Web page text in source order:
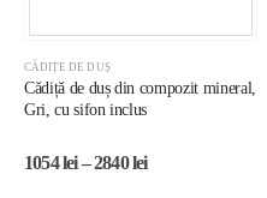
CĂDIȚE DE DUȘ
Cădiță de duș din compozit mineral,
Gri, cu sifon inclus
1054lei–2840lei